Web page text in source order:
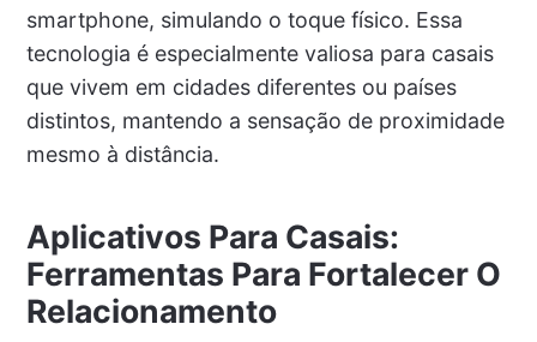
smartphone, simulando o toque físico. Essa
tecnologia é especialmente valiosa para casais
que vivem em cidades diferentes ou países
distintos, mantendo a sensação de proximidade
mesmo à distância.
Aplicativos Para Casais:
Ferramentas Para Fortalecer O
Relacionamento